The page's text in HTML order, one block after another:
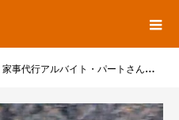
アルバイト・パートさん募集 新潟県新潟市